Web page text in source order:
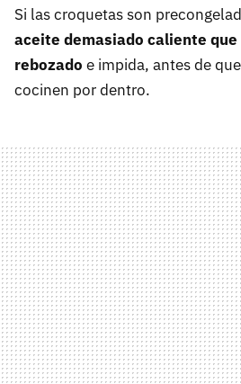
Si las croquetas son
aceite demasiado caliente
rebozado e impida, antes de
cocinen por dentro.